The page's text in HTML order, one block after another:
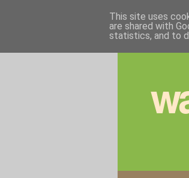
This site uses
are shared with
statistics, and to